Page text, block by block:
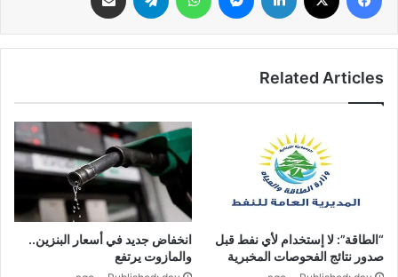
Related Articles
“الطاقة”: لا إستخدام لأي نفط قبل
صدور نتائج الفحوصات المخبرية
انخفاض جديد في أسعار البنزين..
والمازوت يرتفع